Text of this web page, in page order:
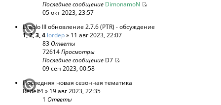
Последнее сообщение DimonamoN
05 окт 2023, 23:57
Diablo III обновление 2.7.6 (PTR) - обсуждение
1,2,3,4 lordep» 11 авг 2023, 22:07
83Ответы
72614Просмотры
Последнее сообщение D7
09 сен 2023, 00:58
Последняя новая сезонная тематика
Redelf4» 19 авг 2023, 22:35
1 Ответы